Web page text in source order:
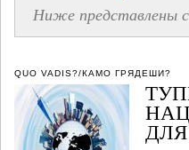
Ниже представлены
QUO VADIS?/КАМО ГРЯДЕШИ?